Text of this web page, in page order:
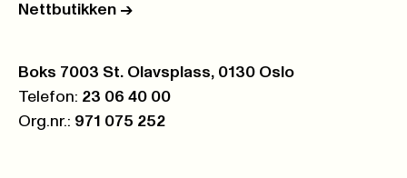
Nettbutikken ->
Postboks:
Boks 7003 St. Olavsplass, 0130 Oslo
Telefon: 23 06 40 00
Org.nr.: 971 075 252